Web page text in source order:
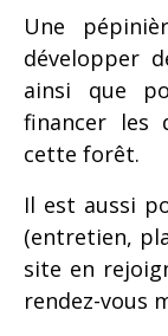
Une
développer
ainsi que
financer les
cette forêt.
Il est aussi
(entretien,
site en
rendez-vous